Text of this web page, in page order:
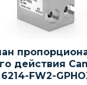
действия
6214-FW2-